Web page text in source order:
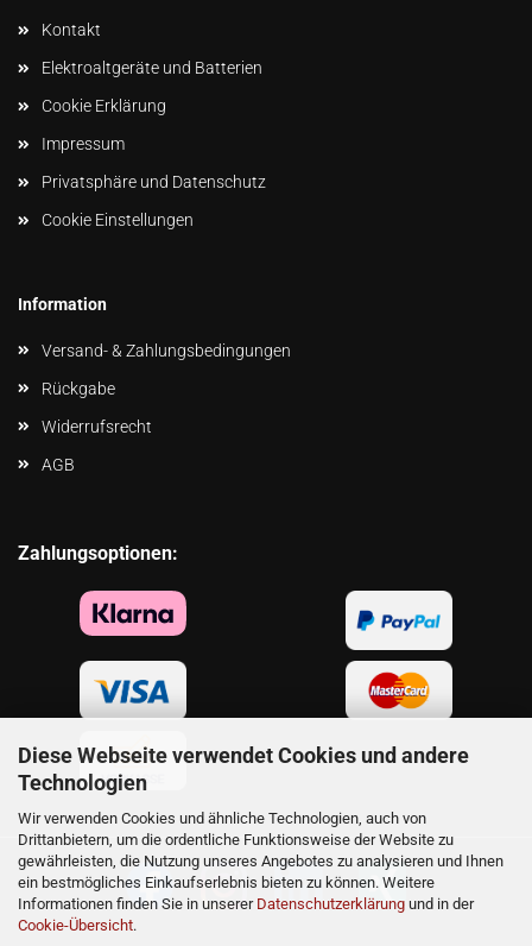
Diese Webseite verwendet Cookies und andere
Technologien
Wir verwenden Cookies und ähnliche Technologien, auch von
Drittanbietern, um die ordentliche Funktionsweise der Website zu
gewährleisten, die Nutzung unseres Angebotes zu analysieren und Ihnen
ein bestmögliches Einkaufserlebnis bieten zu können. Weitere
Informationen finden Sie in unserer Datenschutzerklärung und in der
Cookie-Übersicht.
Kontakt
Elektroaltgeräte und Batterien
Cookie Erklärung
Impressum
Privatsphäre und Datenschutz
Cookie Einstellungen
Information
Versand- & Zahlungsbedingungen
Rückgabe
Widerrufsrecht
AGB
Zahlungsoptionen: